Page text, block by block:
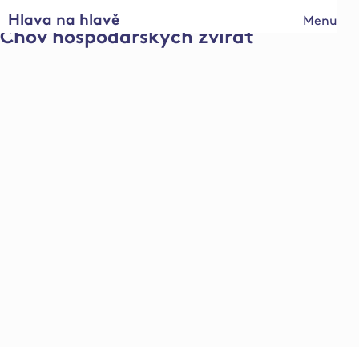
Menu
Hlava na hlavě
Chov hospodářských zvířat